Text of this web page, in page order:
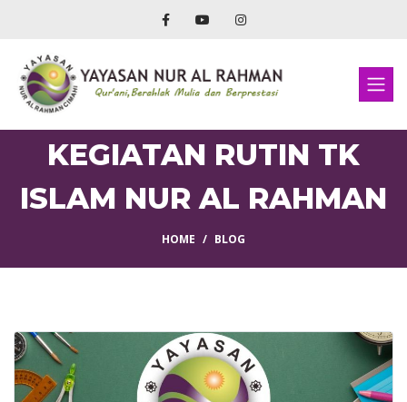
KEGIATAN RUTIN TK
ISLAM NUR AL RAHMAN
HOME BLOG